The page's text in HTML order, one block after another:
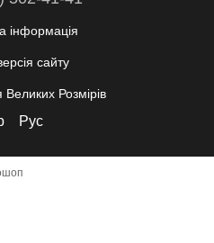
інформація
сайту
Великих Розмірів
Рус